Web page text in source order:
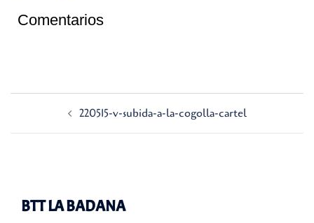
Comentarios
220515-v-subida-a-la-cogolla-cartel
BTT LA BADANA